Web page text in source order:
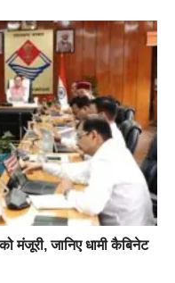
मंजूरी, जानिए धामी कैबिनेट